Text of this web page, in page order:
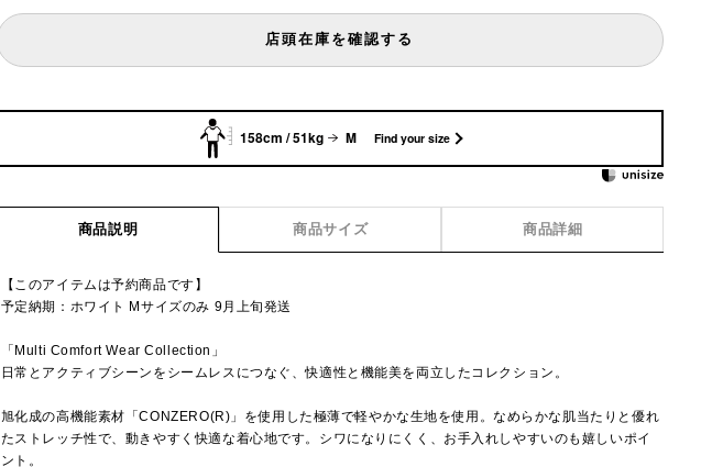
店頭在庫を確認する
158cm / 51kg M Find your size
商品説明 商品サイズ 商品詳細
【このアイテムは予約商品です】
予定納期：ホワイト Mサイズのみ 9月上旬発送
「Multi Comfort Wear Collection」
日常とアクティブシーンをシームレスにつなぐ、快適性と機能美を両立したコレクション。
旭化成の高機能素材「CONZERO(R)」を使用した極薄で軽やかな生地を使用。なめらかな肌当たりと優れ
たストレッチ性で、動きやすく快適な着心地です。シワになりにくく、お手入れしやすいのも嬉しいポイ
ント。